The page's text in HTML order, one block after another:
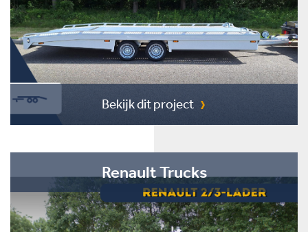
Bekijk dit project
Renault Trucks